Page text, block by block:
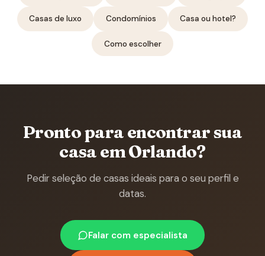
Casas de luxo Condomínios Casa ou hotel?
Como escolher
Pronto para encontrar sua
casa em Orlando?
Pedir seleção de casas ideais para o seu perfil e
datas.
Falar com especialista